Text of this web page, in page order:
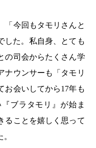
「今回もタモリさんと
した。私自身、とても
の司会からたくさん学
ナウンサーも「タモリ
お会いしてから17年も
ブラタモリ』が始ま
ることを嬉しく思って